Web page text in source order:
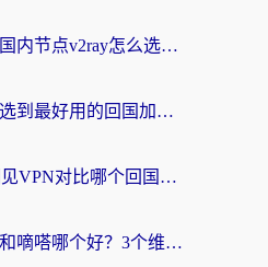
海外党无忧指南：国内节点v2ray怎么选？一键回国VPN+多场景实测帮你避坑
海外党必看：如何选到最好用的回国加速器？从节点到售后的全维度指南
ChickCN VPN和洞见VPN对比哪个回国效果更好？海外党亲测3款加速器+避坑指南
海外党必看：斧牛和嘀嗒哪个好？3个维度教你选对回国加速器